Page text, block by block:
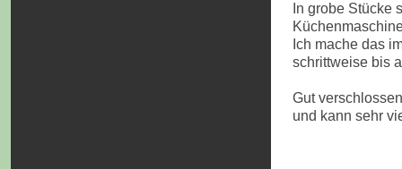
In grobe Stücke
Ich mache das
schrittweise bis
Gut
und kann sehr